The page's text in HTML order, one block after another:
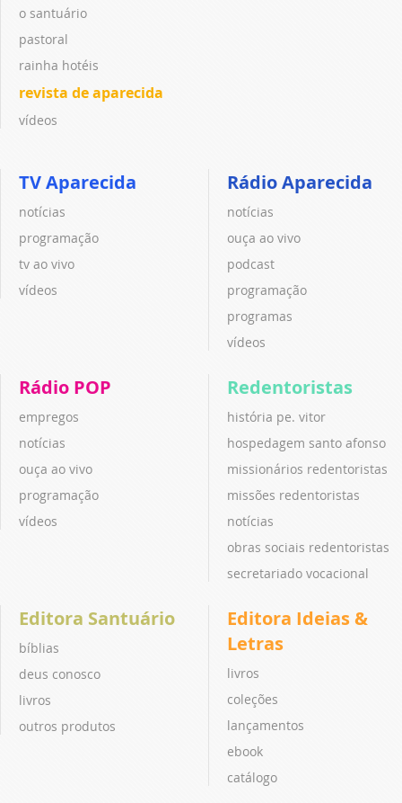
o santuário
pastoral
rainha hotéis
revista de aparecida
vídeos
TV Aparecida
notícias
programação
tv ao vivo
vídeos
Rádio Aparecida
notícias
ouça ao vivo
podcast
programação
programas
vídeos
Rádio POP
empregos
notícias
ouça ao vivo
programação
vídeos
Redentoristas
história pe. vitor
hospedagem santo afonso
missionários redentoristas
missões redentoristas
notícias
obras sociais redentoristas
secretariado vocacional
Editora Santuário
bíblias
deus conosco
livros
outros produtos
Editora Ideias &
Letras
livros
coleções
lançamentos
ebook
catálogo